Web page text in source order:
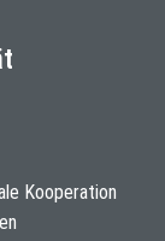
Kooperation